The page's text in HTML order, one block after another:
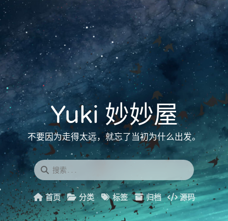
Yuki 妙妙屋
不要因为走得太远，就忘了当初为什么出发。
首页 分类 标签 归档 源码